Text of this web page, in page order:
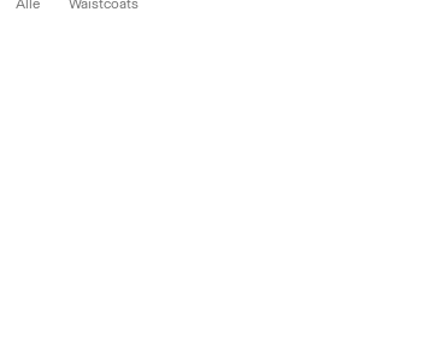
Alle Waistcoats